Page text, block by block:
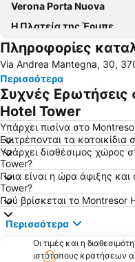
Verona Porta Nuova
Η Πλατεία της Έρμπε
Porta Nuova
Αεροδρόμιο Valerio Catullo di Verona
Città Vecchia Lazise
Borghetto
Πληροφορίες
Via Andrea Mantegna, 30,
Περισσότερα
Συχνές Ερωτήσεις
Hotel Tower
Υπάρχει πισίνα στο
Επιτρέπονται τα
Υπάρχει διαθέσιμος χώρος
Tower?
Ποια είναι η ώρα άφιξης
Tower?
Πού βρίσκεται το Montresor
Περισσότερα
Οι τιμές και η
ιστότοπους κρατήσεων